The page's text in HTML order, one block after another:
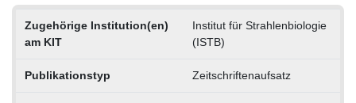
Zugehörige Institution(en)
am KIT
Institut für Strahlenbiologie
(ISTB)
Publikationstyp Zeitschriftenaufsatz